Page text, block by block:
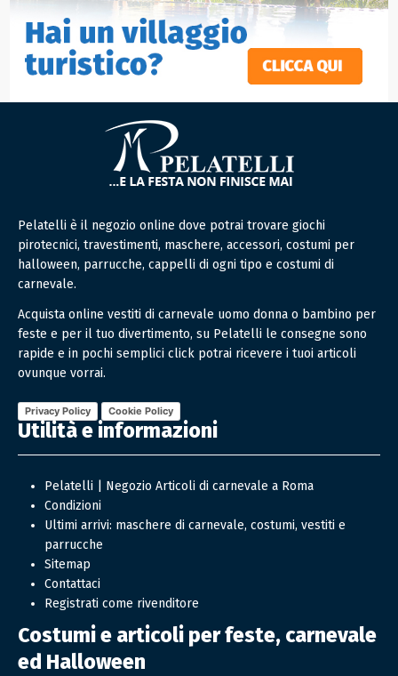
Pelatelli è il negozio online dove potrai trovare giochi
pirotecnici, travestimenti, maschere, accessori, costumi per
halloween, parrucche, cappelli di ogni tipo e costumi di
carnevale.
Acquista online vestiti di carnevale uomo donna o bambino per
feste e per il tuo divertimento, su Pelatelli le consegne sono
rapide e in pochi semplici click potrai ricevere i tuoi articoli
ovunque vorrai.
Privacy Policy Cookie Policy
Utilità e informazioni
Pelatelli | Negozio Articoli di carnevale a Roma
Condizioni
Ultimi arrivi: maschere di carnevale, costumi, vestiti e
parrucche
Sitemap
Contattaci
Registrati come rivenditore
Costumi e articoli per feste, carnevale
ed Halloween